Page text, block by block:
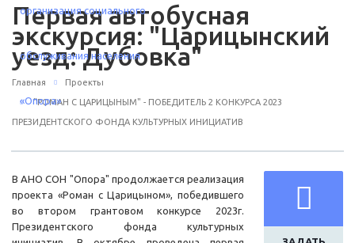
Первая автобусная
экскурсия: "Царицынский
уезд: Дубовка"
Главная Проекты
"РОМАН С ЦАРИЦЫНЫМ" - ПОБЕДИТЕЛЬ 2 КОНКУРСА 2023
ПРЕЗИДЕНТСКОГО ФОНДА КУЛЬТУРНЫХ ИНИЦИАТИВ
В АНО СОН "Опора" продолжается реализация
проекта «Роман с Царицыном», победившего
во втором грантовом конкурсе 2023г.
Президентского фонда культурных